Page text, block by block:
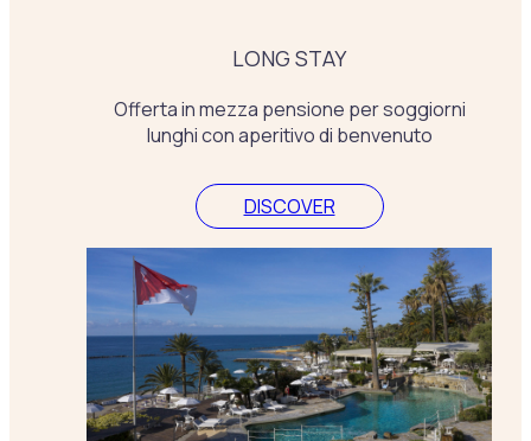
LONG STAY
Offerta in mezza pensione per soggiorni
lunghi con aperitivo di benvenuto
DISCOVER